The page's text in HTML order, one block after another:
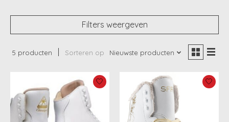
Filters weergeven
5 producten Sorteren op Nieuwste producten